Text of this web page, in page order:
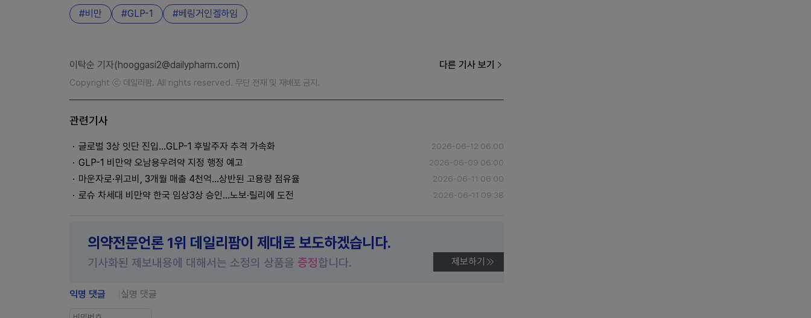
비만 GLP-1 베링거인겔하임
이탁순 기자(hooggasi2@dailypharm.com) 다른 기사 보기
Copyright ⓒ 데일리팜. All rights reserved. 무단 전재 및 재배포 금지.
관련기사
글로벌 3상 잇단 진입…GLP-1 후발주자 추격 가속화 2026-06-12 06:00
GLP-1 비만약 오남용우려약 지정 행정 예고 2026-06-09 06:00
마운자로·위고비, 3개월 매출 4천억…상반된 고용량 점유율 2026-06-11 06:00
로슈 차세대 비만약 한국 임상3상 승인…노보·릴리에 도전 2026-06-11 09:38
의약전문언론 1위 데일리팜이 제대로 보도하겠습니다.
기사화된 제보내용에 대해서는 소정의 상품을 증정합니다. 제보하기
익명 댓글 실명 댓글